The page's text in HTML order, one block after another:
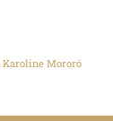
Karoline Mororó